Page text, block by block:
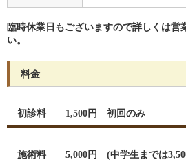
臨時休業日もございますので詳しくは営
い。
料金
初診料 1,500円 初回のみ
施術料 5,000円 (中学生までは3,500